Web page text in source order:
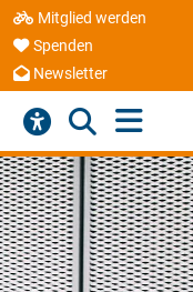
Mitglied werden
Spenden
Newsletter